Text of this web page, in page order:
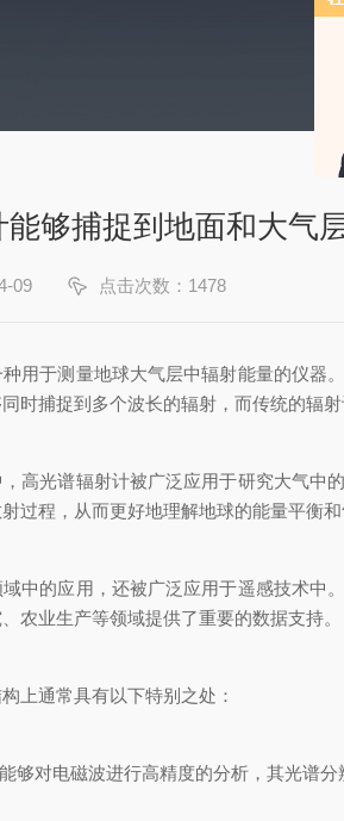
够捕捉到地面和大气
09 点击次数：1478
用于测量地球大气层中辐射能量的仪器
时捕捉到多个波长的辐射，而传统的辐
光谱辐射计被广泛应用于研究大气中的
过程，从而更好地理解地球的能量平衡和
的应用，还被广泛应用于遥感技术中。
农业生产等领域提供了重要的数据支持。
上通常具有以下特别之处：
对电磁波进行高精度的分析，其光谱分